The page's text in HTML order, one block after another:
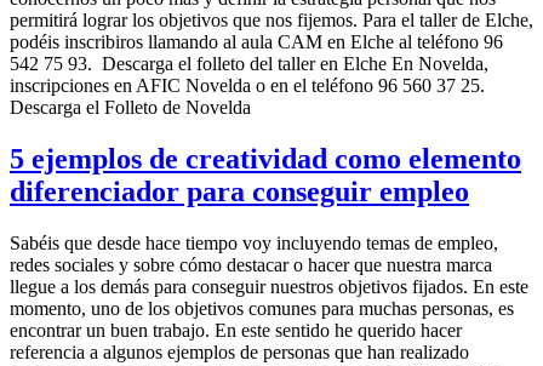
permitirá lograr los objetivos que nos fijemos. Para el taller de Elche,
podéis inscribiros llamando al aula CAM en Elche al teléfono 96
542 75 93. Descarga el folleto del taller en Elche En Novelda,
inscripciones en AFIC Novelda o en el teléfono 96 560 37 25.
Descarga el Folleto de Novelda
5 ejemplos de creatividad como elemento
diferenciador para conseguir empleo
Sabéis que desde hace tiempo voy incluyendo temas de empleo,
redes sociales y sobre cómo destacar o hacer que nuestra marca
llegue a los demás para conseguir nuestros objetivos fijados. En este
momento, uno de los objetivos comunes para muchas personas, es
encontrar un buen trabajo. En este sentido he querido hacer
referencia a algunos ejemplos de personas que han realizado